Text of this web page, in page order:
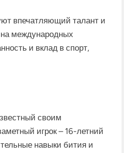
впечатляющий талант и
на международных
и вклад в спорт,
своим
игрок – 16-летний
навыки бития и